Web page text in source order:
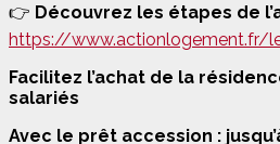
👉 Découvrez les étapes de
https://www.actionlogement.fr/
Facilitez l’achat de la
salariés
Avec le prêt accession :